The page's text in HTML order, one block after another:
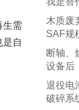
生需
自
木质废
SAF规
断轴、
设备后
退役电
破碎系